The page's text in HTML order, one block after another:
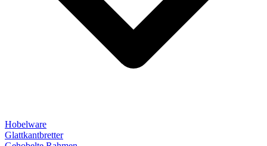
Hobelware
Glattkantbretter